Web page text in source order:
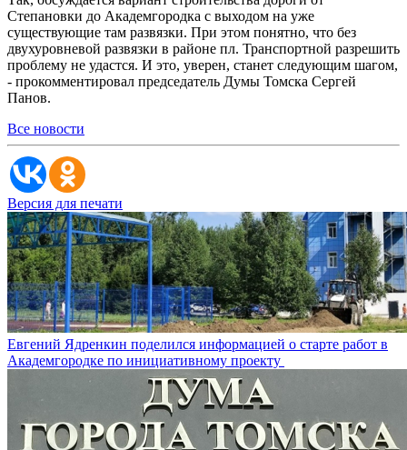
Степановки до Академгородка с выходом на уже
существующие там развязки. При этом понятно, что без
двухуровневой развязки в районе пл. Транспортной разрешить
проблему не удастся. И это, уверен, станет следующим шагом,
- прокомментировал председатель Думы Томска Сергей
Панов.
Все новости
Версия для печати
Евгений Ядренкин поделился информацией о старте работ в
Академгородке по инициативному проекту